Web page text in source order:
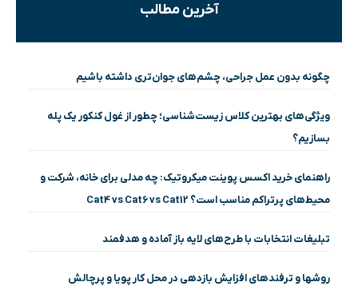
آخرین مطالب
چگونه بدون عمل جراحی، چشم‌های جوان‌تری داشته باشیم
ویژگی‌های بهترین کلاس زیست‌شناسی؛ چطور از غول کنکور یک پله
بسازیم؟
راهنمای خرید اکسس پوینت میکروتیک: چه مدلی برای خانه، شرکت و
محیط‌های پرتراکم مناسب است؟ Cat4 vs Cat6 vs Cat12
تبلیغات انتخابات با طرح‌های لایه باز آماده و هدفمند
روشها و ترفندهای افزایش بازدهی در محل کار پویا و پرچالش